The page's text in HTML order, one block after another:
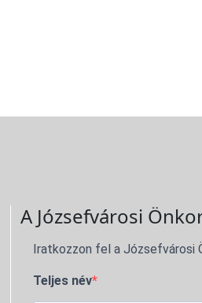
A Józsefvárosi
Iratkozzon fel a Józsefvárosi
Teljes név